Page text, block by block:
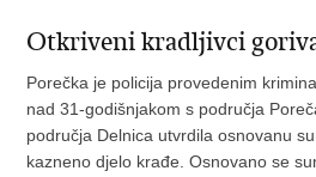
Otkriveni kradljivci
Porečka je policija provedenim
nad 31-godišnjakom s područja
područja Delnica utvrdila osnovanu
kazneno djelo krađe. Osnovano se